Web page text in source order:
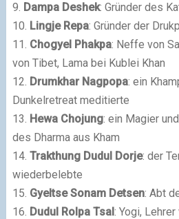
9. Dampa Deshek: Gründer des
10. Lingje Repa: Gründer der
11. Chogyel Phakpa: Neffe von
von Tibet, Lama bei Kublei Khan
12. Drumkhar Nagpopa: ein
Dunkelretreat meditierte
13. Hewa Chojung: ein Magier
des Dharma aus Kham
14. Trakthung Dudul Dorje: der
wiederbelebte
15. Gyeltse Sonam Detsen: Abt
16. Dudul Rolpa Tsal: Yogi,